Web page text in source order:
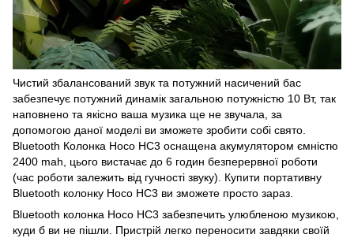
Чистий збалансований звук та потужний насичений бас
забезпечує потужний динамік загальною потужністю 10 Вт, так
наповнено та якісно ваша музика ще не звучала, за
допомогою даної моделі ви зможете зробити собі свято.
Bluetooth Колонка Hoco HC3 оснащена акумулятором ємністю
2400 mah, цього вистачає до 6 годин безперервної роботи
(час роботи залежить від гучності звуку). Купити портативну
Bluetooth колонку Hoco HC3 ви зможете просто зараз.
Bluetooth колонка Hoco HC3 забезпечить улюбленою музикою,
куди б ви не пішли. Пристрій легко переносити завдяки своїй